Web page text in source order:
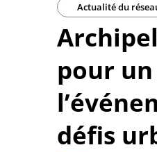
Actualité du
pour
défis